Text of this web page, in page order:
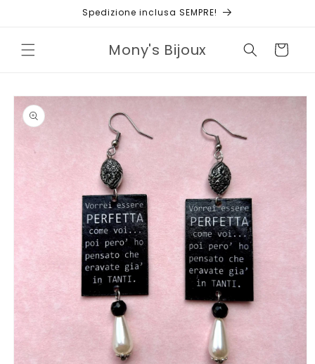
Spedizione inclusa SEMPRE!
Mony's Bijoux Carrello
Passa alle
informazioni
sul prodotto